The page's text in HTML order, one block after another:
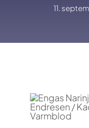
11.